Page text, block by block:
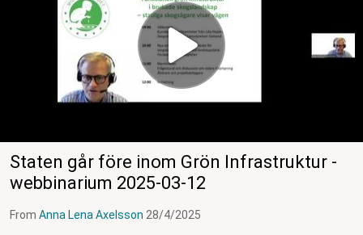
Staten går före inom Grön Infrastruktur -
webbinarium 2025-03-12
From Anna Lena Axelsson 28/4/2025